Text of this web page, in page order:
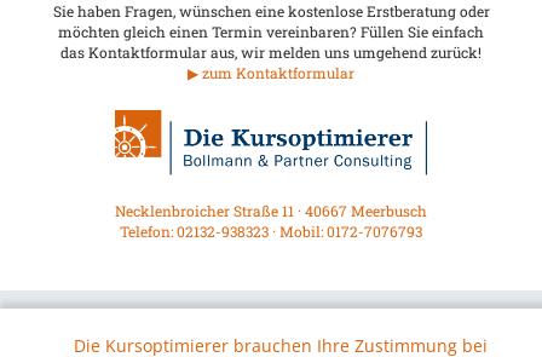
Sie haben Fragen, wünschen eine kostenlose Erstberatung oder
möchten gleich einen Termin vereinbaren? Füllen Sie einfach
das Kontaktformular aus, wir melden uns umgehend zurück!
▶ zum Kontaktformular
Necklenbroicher Straße 11 · 40667 Meerbusch
Telefon: 02132-938323 · Mobil: 0172-7076793
Die Kursoptimierer brauchen Ihre Zustimmung bei